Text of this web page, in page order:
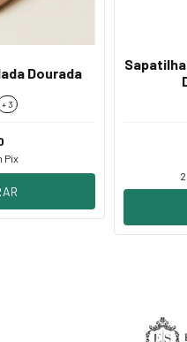
Dourada
+ 3
Pix
2